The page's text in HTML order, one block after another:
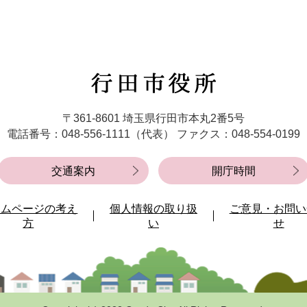
行
田
役
所
〒361-8601 埼玉県行田市本丸2番5号
電話番号：048-556-1111（代表）
ファクス：048-554-0199
交通案内 開庁時間
ページの考え
方
個人情報の取り扱
い
ご意見・お問
せ